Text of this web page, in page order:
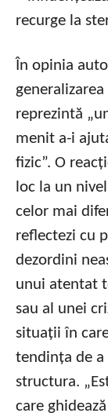
recurge la
În opinia
reprezintă
menit a-i
fizic”. O
loc la un
celor mai
reflectezi cu
dezordini
unui atentat
sau al unei
situații în
tendința de a
structura.
care